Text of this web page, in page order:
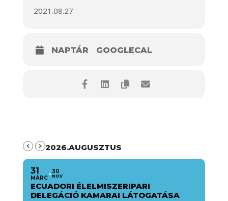
2021.08.27
NAPTÁR GOOGLECAL
2026.AUGUSZTUS
31
MÁRC
30
NOV
ECUADORI ÉLELMISZERIPARI
DELEGÁCIÓ KAMARAI LÁTOGATÁSA